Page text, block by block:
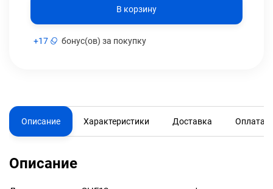
В корзину
+17 бонус(ов) за покупку
Описание Характеристики Доставка Оплата
Описание